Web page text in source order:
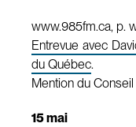
www.985fm.ca, p.
Entrevue avec
du Québec.
Mention du
15 mai